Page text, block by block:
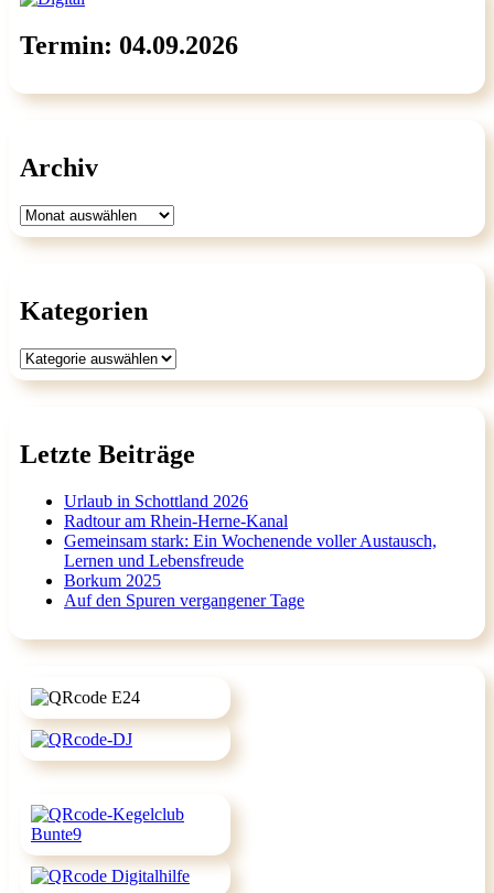
Termin: 04.09.2026
Archiv
Archiv
Kategorien
Kategorien
Letzte Beiträge
Urlaub in Schottland 2026
Radtour am Rhein-Herne-Kanal
Gemeinsam stark: Ein Wochenende voller Austausch,
Lernen und Lebensfreude
Borkum 2025
Auf den Spuren vergangener Tage